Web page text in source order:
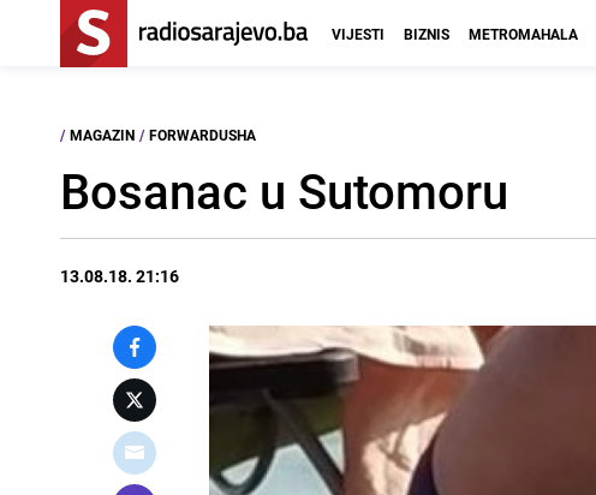
VIJESTI BIZNIS METROMAHALA
/ MAGAZIN / FORWARDUSHA
Bosanac u Sutomoru
13.08.18. 21:16